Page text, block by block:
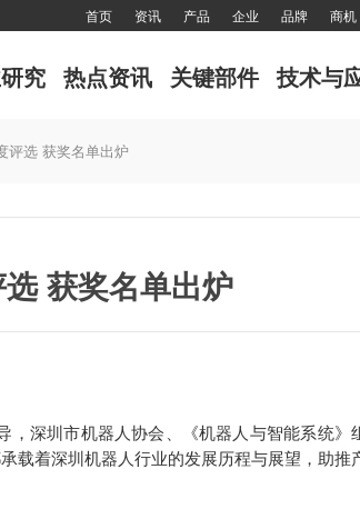
首页 资讯 产品 企业 品牌 商机
究 热点资讯 关键部件 技术与
评选 获奖名单出炉
获奖名单出炉
，深圳市机器人协会、《机器人与智能系统》
载着深圳机器人行业的发展历程与展望，助推